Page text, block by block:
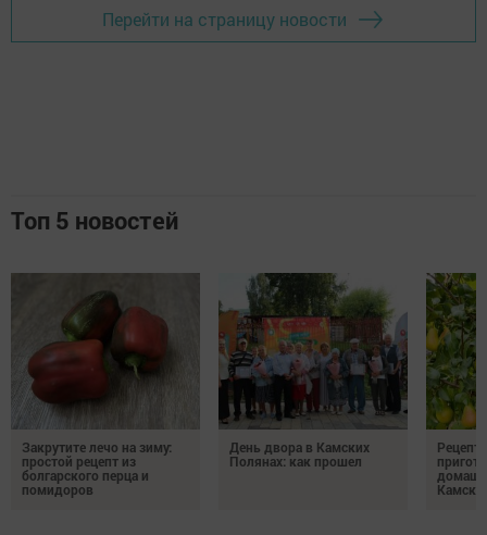
Перейти на страницу новости
Топ 5 новостей
Закрутите лечо на зиму:
простой рецепт из
болгарского перца и
помидоров
День двора в Камских
Полянах: как прошел